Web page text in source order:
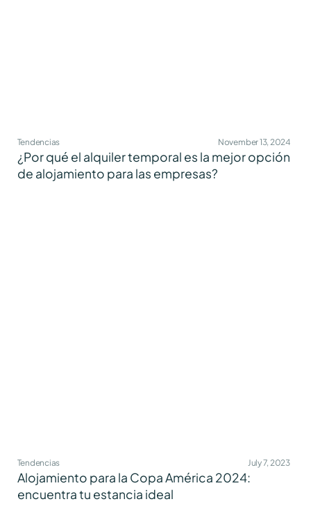
Tendencias November 13, 2024
¿Por qué el alquiler temporal es la mejor opción
de alojamiento para las empresas?
Tendencias July 7, 2023
Alojamiento para la Copa América 2024:
encuentra tu estancia ideal